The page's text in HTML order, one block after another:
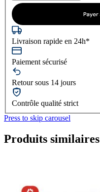
Livraison rapide en 24h*
Paiement sécurisé
Retour sous 14 jours
Contrôle qualité strict
Press to skip carousel
Produits similaires